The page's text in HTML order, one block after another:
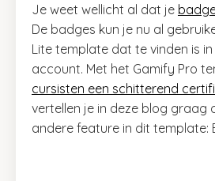
Je weet wellicht al dat je
De badges kun je nu al
Lite template dat te vinden is
account. Met het Gamify Pro
cursisten een schitterend
vertellen je in deze blog graag
andere feature in dit template: